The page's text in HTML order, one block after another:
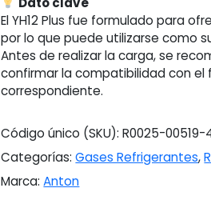
El YH12 Plus fue formulado para
por lo que puede utilizarse como
Antes de realizar la carga, se
confirmar la compatibilidad con
correspondiente.
Código único (SKU):R0025-00519-
Categorías:Gases Refrigerantes,
Marca:Anton